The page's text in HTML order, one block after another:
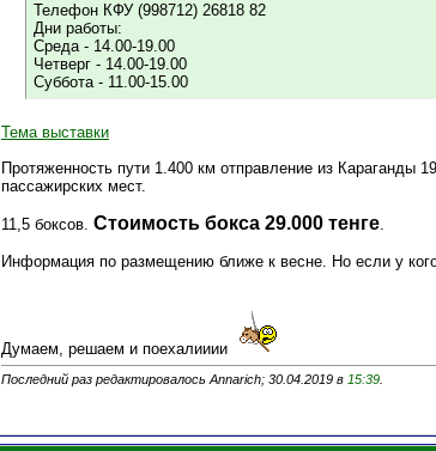
Телефон КФУ (998712) 26818 82
Дни работы:
Среда - 14.00-19.00
Четверг - 14.00-19.00
Суббота - 11.00-15.00
Тема выставки
Протяженность пути 1.400 км отправление из Караганды
пассажирских мест.
11,5 боксов. Стоимость бокса 29.000 тенге.
Информация по размещению ближе к весне. Но если у
Думаем, решаем и поехалииии
Последний раз редактировалось Annarich; 30.04.2019 в 15:39